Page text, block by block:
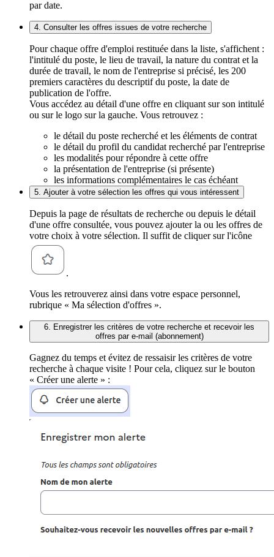
par date.
4. Consulter les offres issues de votre recherche
Pour chaque offre d'emploi restituée dans la liste, s'affichent :
l'intitulé du poste, le lieu de travail, la nature du contrat et la
durée de travail, le nom de l'entreprise si précisé, les 200
premiers caractères du descriptif du poste, la date de
publication de l'offre.
Vous accédez au détail d'une offre en cliquant sur son intitulé
ou sur le logo sur la gauche. Vous retrouvez :
le détail du poste recherché et les éléments de contrat
le détail du profil du candidat recherché par l'entreprise
les modalités pour répondre à cette offre
la présentation de l'entreprise (si présente)
les informations complémentaires le cas échéant
5. Ajouter à votre sélection les offres qui vous intéressent
Depuis la page de résultats de recherche ou depuis le détail
d'une offre consultée, vous pouvez ajouter la ou les offres de
votre choix à votre sélection. Il suffit de cliquer sur l'icône
.
Vous les retrouverez ainsi dans votre espace personnel,
rubrique « Ma sélection d'offres ».
6. Enregistrer les critères de votre recherche et recevoir les
offres par e-mail (abonnement)
Gagnez du temps et évitez de ressaisir les critères de votre
recherche à chaque visite ! Pour cela, cliquez sur le bouton
« Créer une alerte » :